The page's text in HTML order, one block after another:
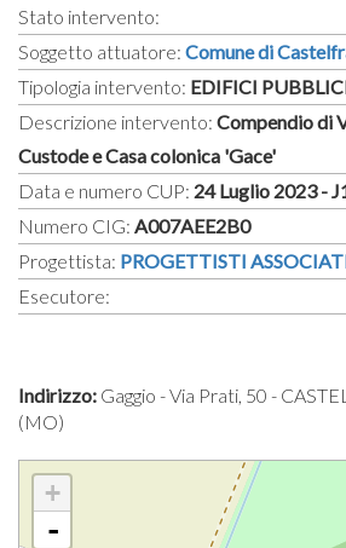
Stato intervento:
Soggetto attuatore: Comune di
Tipologia intervento: EDIFICI
Descrizione intervento: Compendio di
Custode e Casa colonica 'Gace'
Data e numero CUP: 24 Luglio 2023 -
Numero CIG: A007AEE2B0
Progettista: PROGETTISTI
Esecutore:
Indirizzo: Gaggio - Via Prati, 50 -
(MO)
+
-